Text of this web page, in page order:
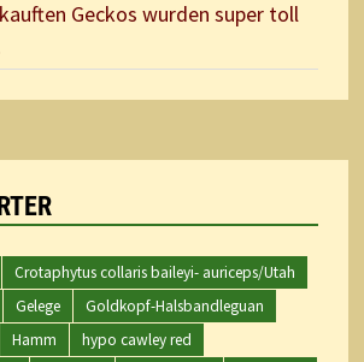
Geckos wurden super toll
Crotaphytus collaris baileyi- auriceps/Utah
Gelege
Goldkopf-Halsbandleguan
Hamm
hypo cawley red